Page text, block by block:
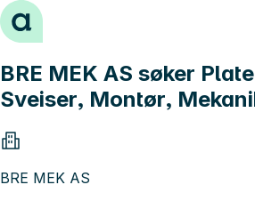
Hopp til innhold
BRE MEK AS søker
Sveiser, Montør,
BRE MEK AS